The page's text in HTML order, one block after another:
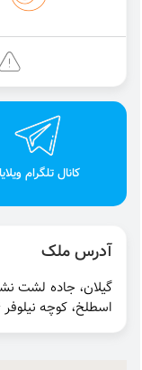
کانال تلگرام
آدرس ملک
گیلان، جاده لشت
اسطلخ، کوچه نیلوفر 4